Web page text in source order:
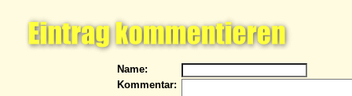
Name:
Kommentar: